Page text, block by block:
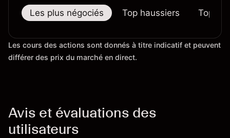
Les plus négociés Top haussiers Top
Les cours des actions sont donnés à titre indicatif et peuvent
différer des prix du marché en direct.
Avis et évaluations des
utilisateurs